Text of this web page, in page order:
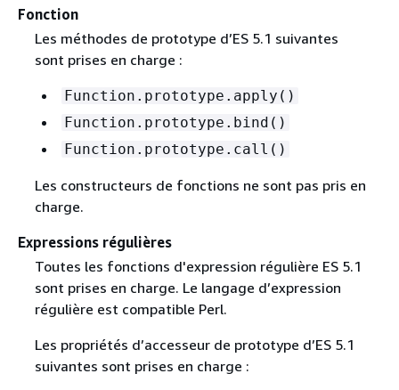
Fonction
Les méthodes de prototype d’ES 5.1 suivantes
sont prises en charge :
Function.prototype.apply()
Function.prototype.bind()
Function.prototype.call()
Les constructeurs de fonctions ne sont pas pris en
charge.
Expressions régulières
Toutes les fonctions d'expression régulière ES 5.1
sont prises en charge. Le langage d’expression
régulière est compatible Perl.
Les propriétés d’accesseur de prototype d’ES 5.1
suivantes sont prises en charge :